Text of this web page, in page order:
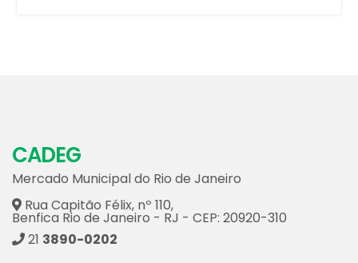
CADEG
Mercado Municipal do Rio de Janeiro
Rua Capitão Félix, nº 110,
Benfica Rio de Janeiro - RJ - CEP: 20920-310
21 3890-0202